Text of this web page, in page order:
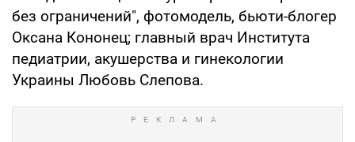
без ограничений", фотомодель, бьюти-блогер
Оксана Кононец; главный врач Института
педиатрии, акушерства и гинекологии
Украины Любовь Слепова.